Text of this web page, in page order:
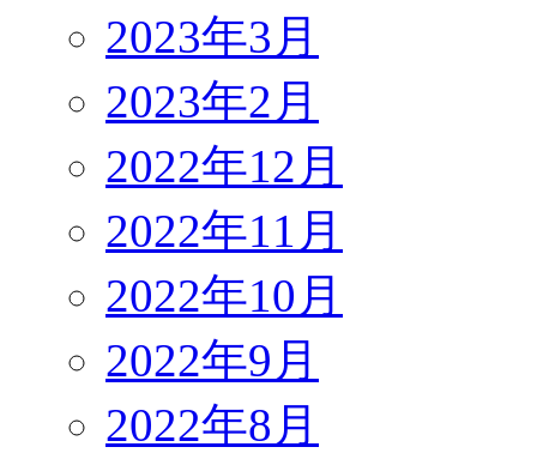
2023年3月
2023年2月
2022年12月
2022年11月
2022年10月
2022年9月
2022年8月